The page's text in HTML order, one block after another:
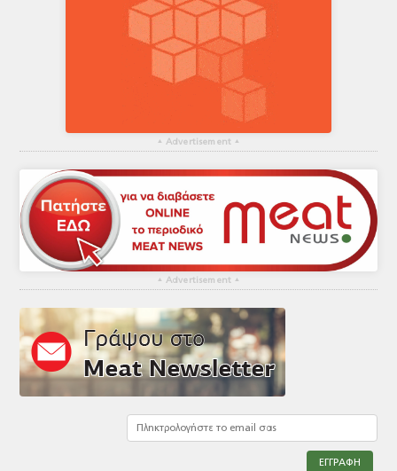
▴ Advertisement ▴
▴ Advertisement ▴